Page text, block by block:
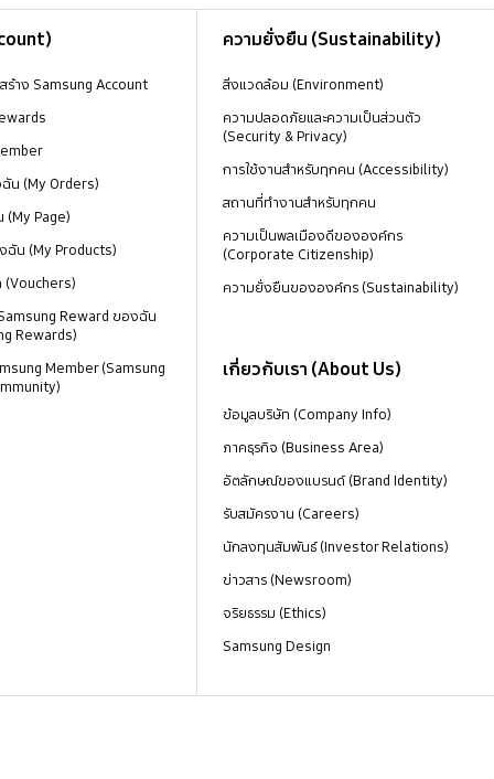
ร้าง Samsung Account
น (My Orders)
Page)
น (My Products)
Reward ของฉัน
Rewards)
Member (Samsung
ความยั่งยืน (Sustainability)
สิ่งแวดล้อม (Environment)
ความปลอดภัยและความเป็นส่วนตัว
(Security & Privacy)
การใช้งานสำหรับทุกคน (Accessibility)
สถานที่ทำงานสำหรับทุกคน
ความเป็นพลเมืองดีขององค์กร
(Corporate Citizenship)
ความยั่งยืนขององค์กร (Sustainability)
เกี่ยวกับเรา (About Us)
ข้อมูลบริษัท (Company Info)
ภาคธุรกิจ (Business Area)
อัตลักษณ์ของแบรนด์ (Brand Identity)
รับสมัครงาน (Careers)
นักลงทุนสัมพันธ์ (Investor Relations)
ข่าวสาร (Newsroom)
จริยธรรม (Ethics)
Samsung Design